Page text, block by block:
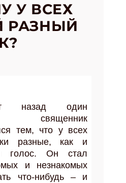
У ВСЕХ
РАЗНЫЙ
назад один
священник
тем, что у всех
разные, как и
голос. Он стал
и незнакомых
что-нибудь – и